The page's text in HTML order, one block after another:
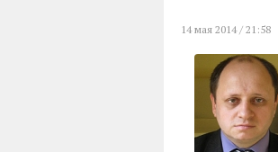
14 мая 2014 / 21:58